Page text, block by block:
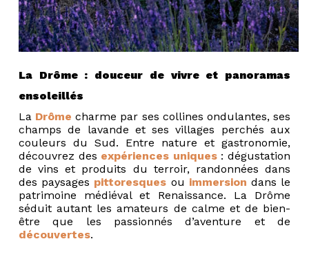
La Drôme : douceur de vivre et panoramas
ensoleillés
La Drôme charme par ses collines ondulantes, ses
champs de lavande et ses villages perchés aux
couleurs du Sud. Entre nature et gastronomie,
découvrez des expériences uniques: dégustation
de vins et produits du terroir, randonnées dans
des paysages pittoresques ou immersion dans le
patrimoine médiéval et Renaissance. La Drôme
séduit autant les amateurs de calme et de bien-
être que les passionnés d’aventure et de
découvertes.